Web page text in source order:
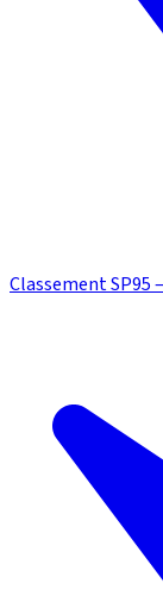
Classement SP95